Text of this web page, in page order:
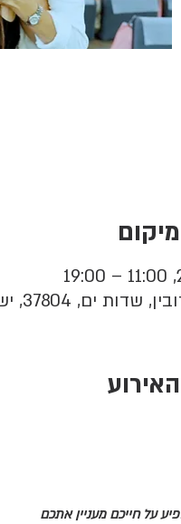
ים, 37804, ישראל
על חייכם מעניין אתכם